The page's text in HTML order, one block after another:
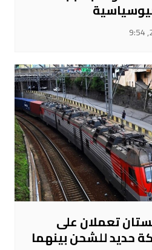
تعملان على
حديد للشحن بينهما